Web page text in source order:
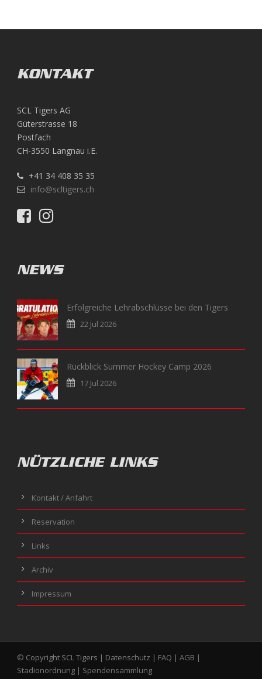
KONTAKT
SCL Tigers AG
Güterstrasse 18
Postfach
CH-3550 Langnau i.E.
+41 34 408 35 35
info@scltigers.ch
NEWS
Erfolgreiche Lehrabschlüsse bei den Tigers
22 Jul 2026
Rückblick Summer Hockey Camp 2026
17 Jul 2026
NÜTZLICHE LINKS
Kontakt / Anfahrt
Reservation
Links
Archiv
Impressum
© Copyright SCL Tigers | Datenschutz | FAQ | AGB |
Stadionordnung | Spendensammlung